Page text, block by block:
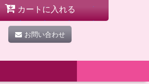
カートに入れる
お問い合わせ